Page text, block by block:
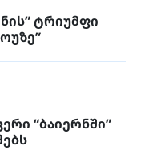
ტრიუმფი
“ბაიერნში”